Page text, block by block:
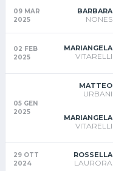
09 MAR
2025
BARBARA
NONES
02 FEB
2025
MARIANGELA
VITARELLI
05 GEN
2025
MATTEO
URBANI
MARIANGELA
VITARELLI
29 OTT
2024
ROSSELLA
LAURORA